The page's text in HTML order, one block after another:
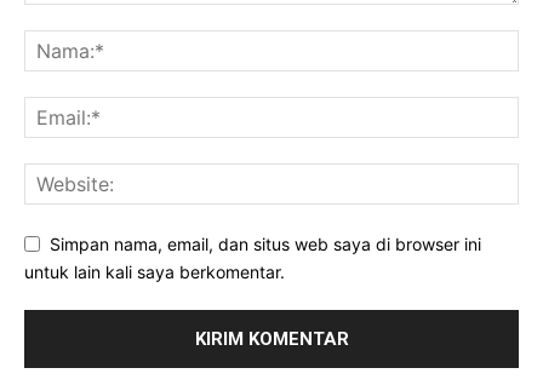
Simpan nama, email, dan situs web saya di browser ini
untuk lain kali saya berkomentar.